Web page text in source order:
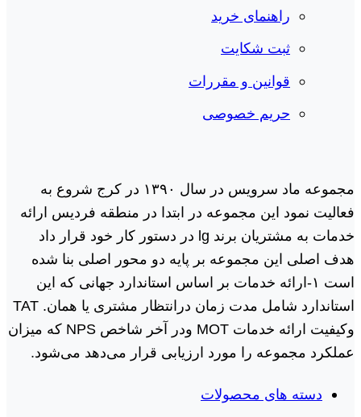
راهنمای خرید
ثبت شکایت
قوانین و مقررات
حریم خصوصی
مجموعه ماد سرویس در سال ١٣٩٠ در کرج شروع به
فعالیت نمود این مجموعه در ابتدا در منطقه فردیس ارائه
خدمات به مشتریان برند lg در دستور کار خود قرار داد
هدف اصلی این مجموعه بر پایه دو محور اصلی بنا شده
است ١-ارائه خدمات بر اساس استاندارد جهانی که این
استاندارد شامل مدت زمان درانتظار مشتری یا همان. TAT
وکیفیت ارائه خدمات MOT ودر آخر شاخص NPS که میزان
عملکرد مجموعه را مورد ارزیابی قرار می‌دهد می‌شود.
دسته های محصولات